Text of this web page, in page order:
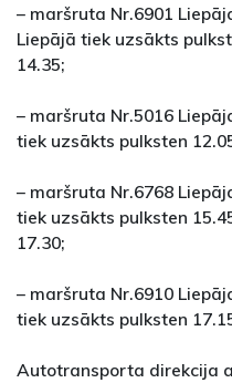
– maršruta Nr.6901
Liepājā tiek uzsākts
14.35;
– maršruta Nr.5016
tiek uzsākts pulksten
– maršruta Nr.6768
tiek uzsākts pulksten
17.30;
– maršruta Nr.6910
tiek uzsākts pulksten
Autotransporta direkcija